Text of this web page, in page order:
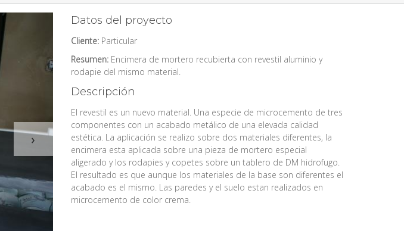
›
Datos del proyecto
Cliente:Particular
Resumen:Encimera de mortero recubierta con revestil aluminio y
rodapie del mismo material.
Descripción
El revestil es un nuevo material. Una especie de microcemento de tres
componentes con un acabado metálico de una elevada calidad
estética. La aplicación se realizo sobre dos materiales diferentes, la
encimera esta aplicada sobre una pieza de mortero especial
aligerado y los rodapies y copetes sobre un tablero de DM hidrofugo.
El resultado es que aunque los materiales de la base son diferentes el
acabado es el mismo. Las paredes y el suelo estan realizados en
microcemento de color crema.